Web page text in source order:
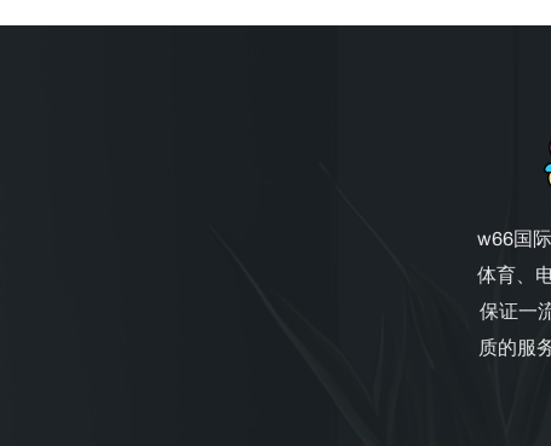
w66国
体育、
保证一
质的服